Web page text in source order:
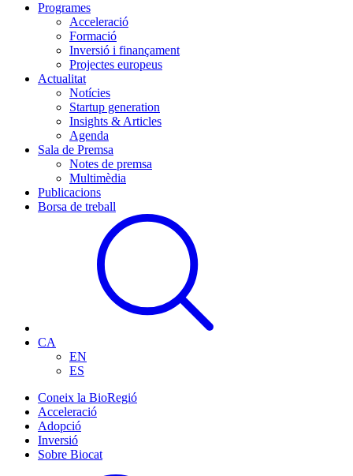
Programes
Acceleració
Formació
Inversió i finançament
Projectes europeus
Actualitat
Notícies
Startup generation
Insights & Articles
Agenda
Sala de Premsa
Notes de premsa
Multimèdia
Publicacions
Borsa de treball
CA
EN
ES
Coneix la BioRegió
Acceleració
Adopció
Inversió
Sobre Biocat